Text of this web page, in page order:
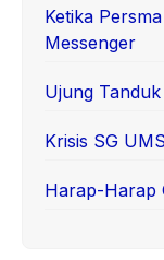
Ketika
Messenger
Ujung
Krisis SG
Harap-Harap